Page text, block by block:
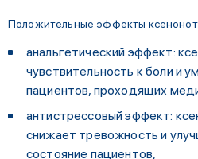
Положительные эффекты
анальгетический эффект:
чувствительность к боли и
пациентов, проходящих
антистрессовый эффект:
снижает тревожность и
состояние пациентов,